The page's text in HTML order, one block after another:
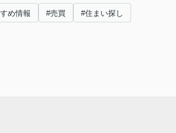
め情報 #売買 #住まい探し